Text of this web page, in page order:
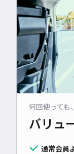
何回使っても
バリュ
通常会員